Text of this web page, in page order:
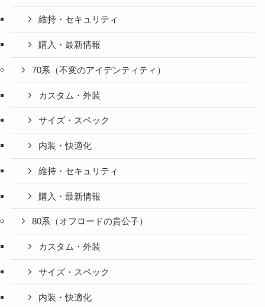
維持・セキュリティ
購入・最新情報
70系（不変のアイデンティティ）
カスタム・外装
サイズ・スペック
内装・快適化
維持・セキュリティ
購入・最新情報
80系（オフロードの貴公子）
カスタム・外装
サイズ・スペック
内装・快適化